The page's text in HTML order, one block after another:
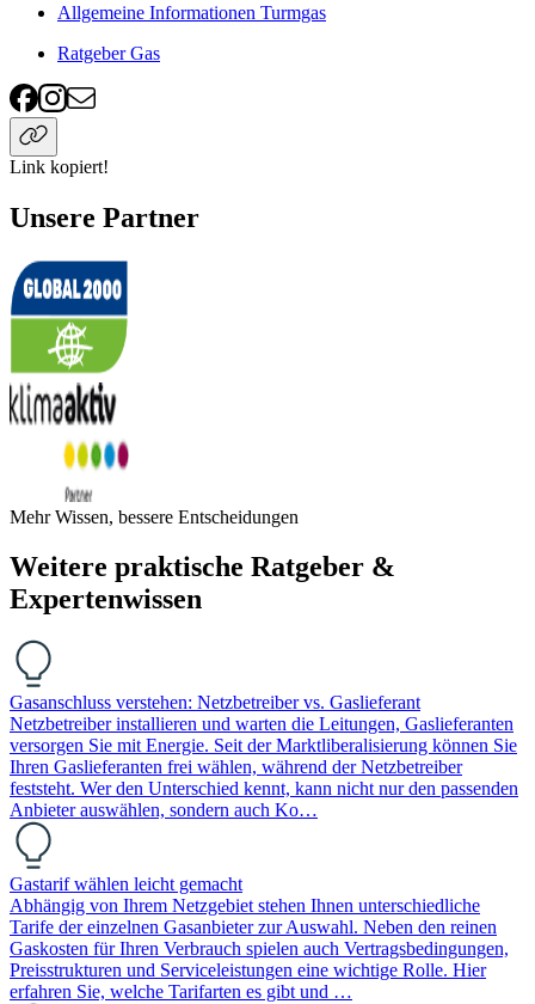
Allgemeine Informationen Turmgas
Ratgeber Gas
Link kopiert!
Unsere Partner
Mehr Wissen, bessere Entscheidungen
Weitere praktische Ratgeber &
Expertenwissen
Gasanschluss verstehen: Netzbetreiber vs. Gaslieferant
Netzbetreiber installieren und warten die Leitungen, Gaslieferanten
versorgen Sie mit Energie. Seit der Marktliberalisierung können Sie
Ihren Gaslieferanten frei wählen, während der Netzbetreiber
feststeht. Wer den Unterschied kennt, kann nicht nur den passenden
Anbieter auswählen, sondern auch Ko…
Gastarif wählen leicht gemacht
Abhängig von Ihrem Netzgebiet stehen Ihnen unterschiedliche
Tarife der einzelnen Gasanbieter zur Auswahl. Neben den reinen
Gaskosten für Ihren Verbrauch spielen auch Vertragsbedingungen,
Preisstrukturen und Serviceleistungen eine wichtige Rolle. Hier
erfahren Sie, welche Tarifarten es gibt und …